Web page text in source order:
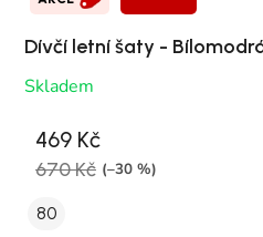
Dívčí letní šaty -
Skladem
469 Kč
670 Kč (–30 %)
80